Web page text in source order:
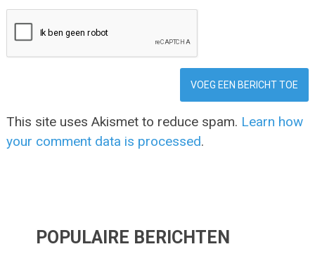
This site uses Akismet to reduce spam. Learn how
your comment data is processed.
POPULAIRE BERICHTEN